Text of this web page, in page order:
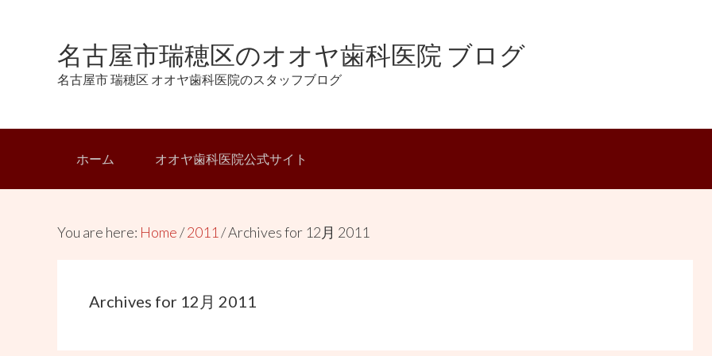
navigation
名古屋市瑞穂区のオオヤ歯科医院 ブログ
名古屋市 瑞穂区 オオヤ歯科医院のスタッフブログ
navigation
ホーム オオヤ歯科医院公式サイト
You are here: Home/2011 /Archives for 12月 2011
Archives for 12月 2011